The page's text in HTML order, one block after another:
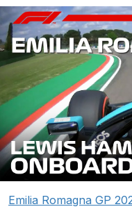
Emilia Romagna GP